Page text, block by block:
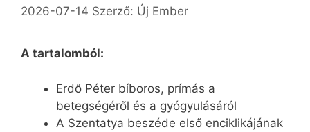
2026-07-14 Szerző: Új Ember
A tartalomból:
Erdő Péter bíboros, prímás a
betegségéről és a gyógyulásáról
A Szentatya beszéde első enciklikájának